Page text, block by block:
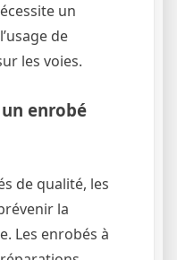
un
de
les voies.
enrobé
de qualité, les
la
Les enrobés à